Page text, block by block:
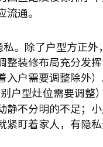
通。
。除了户型方正
整装修布局充分发
入户需要调整除外
户型灶位需要调整
静不分明的不足；
紧盯着家人，有隐